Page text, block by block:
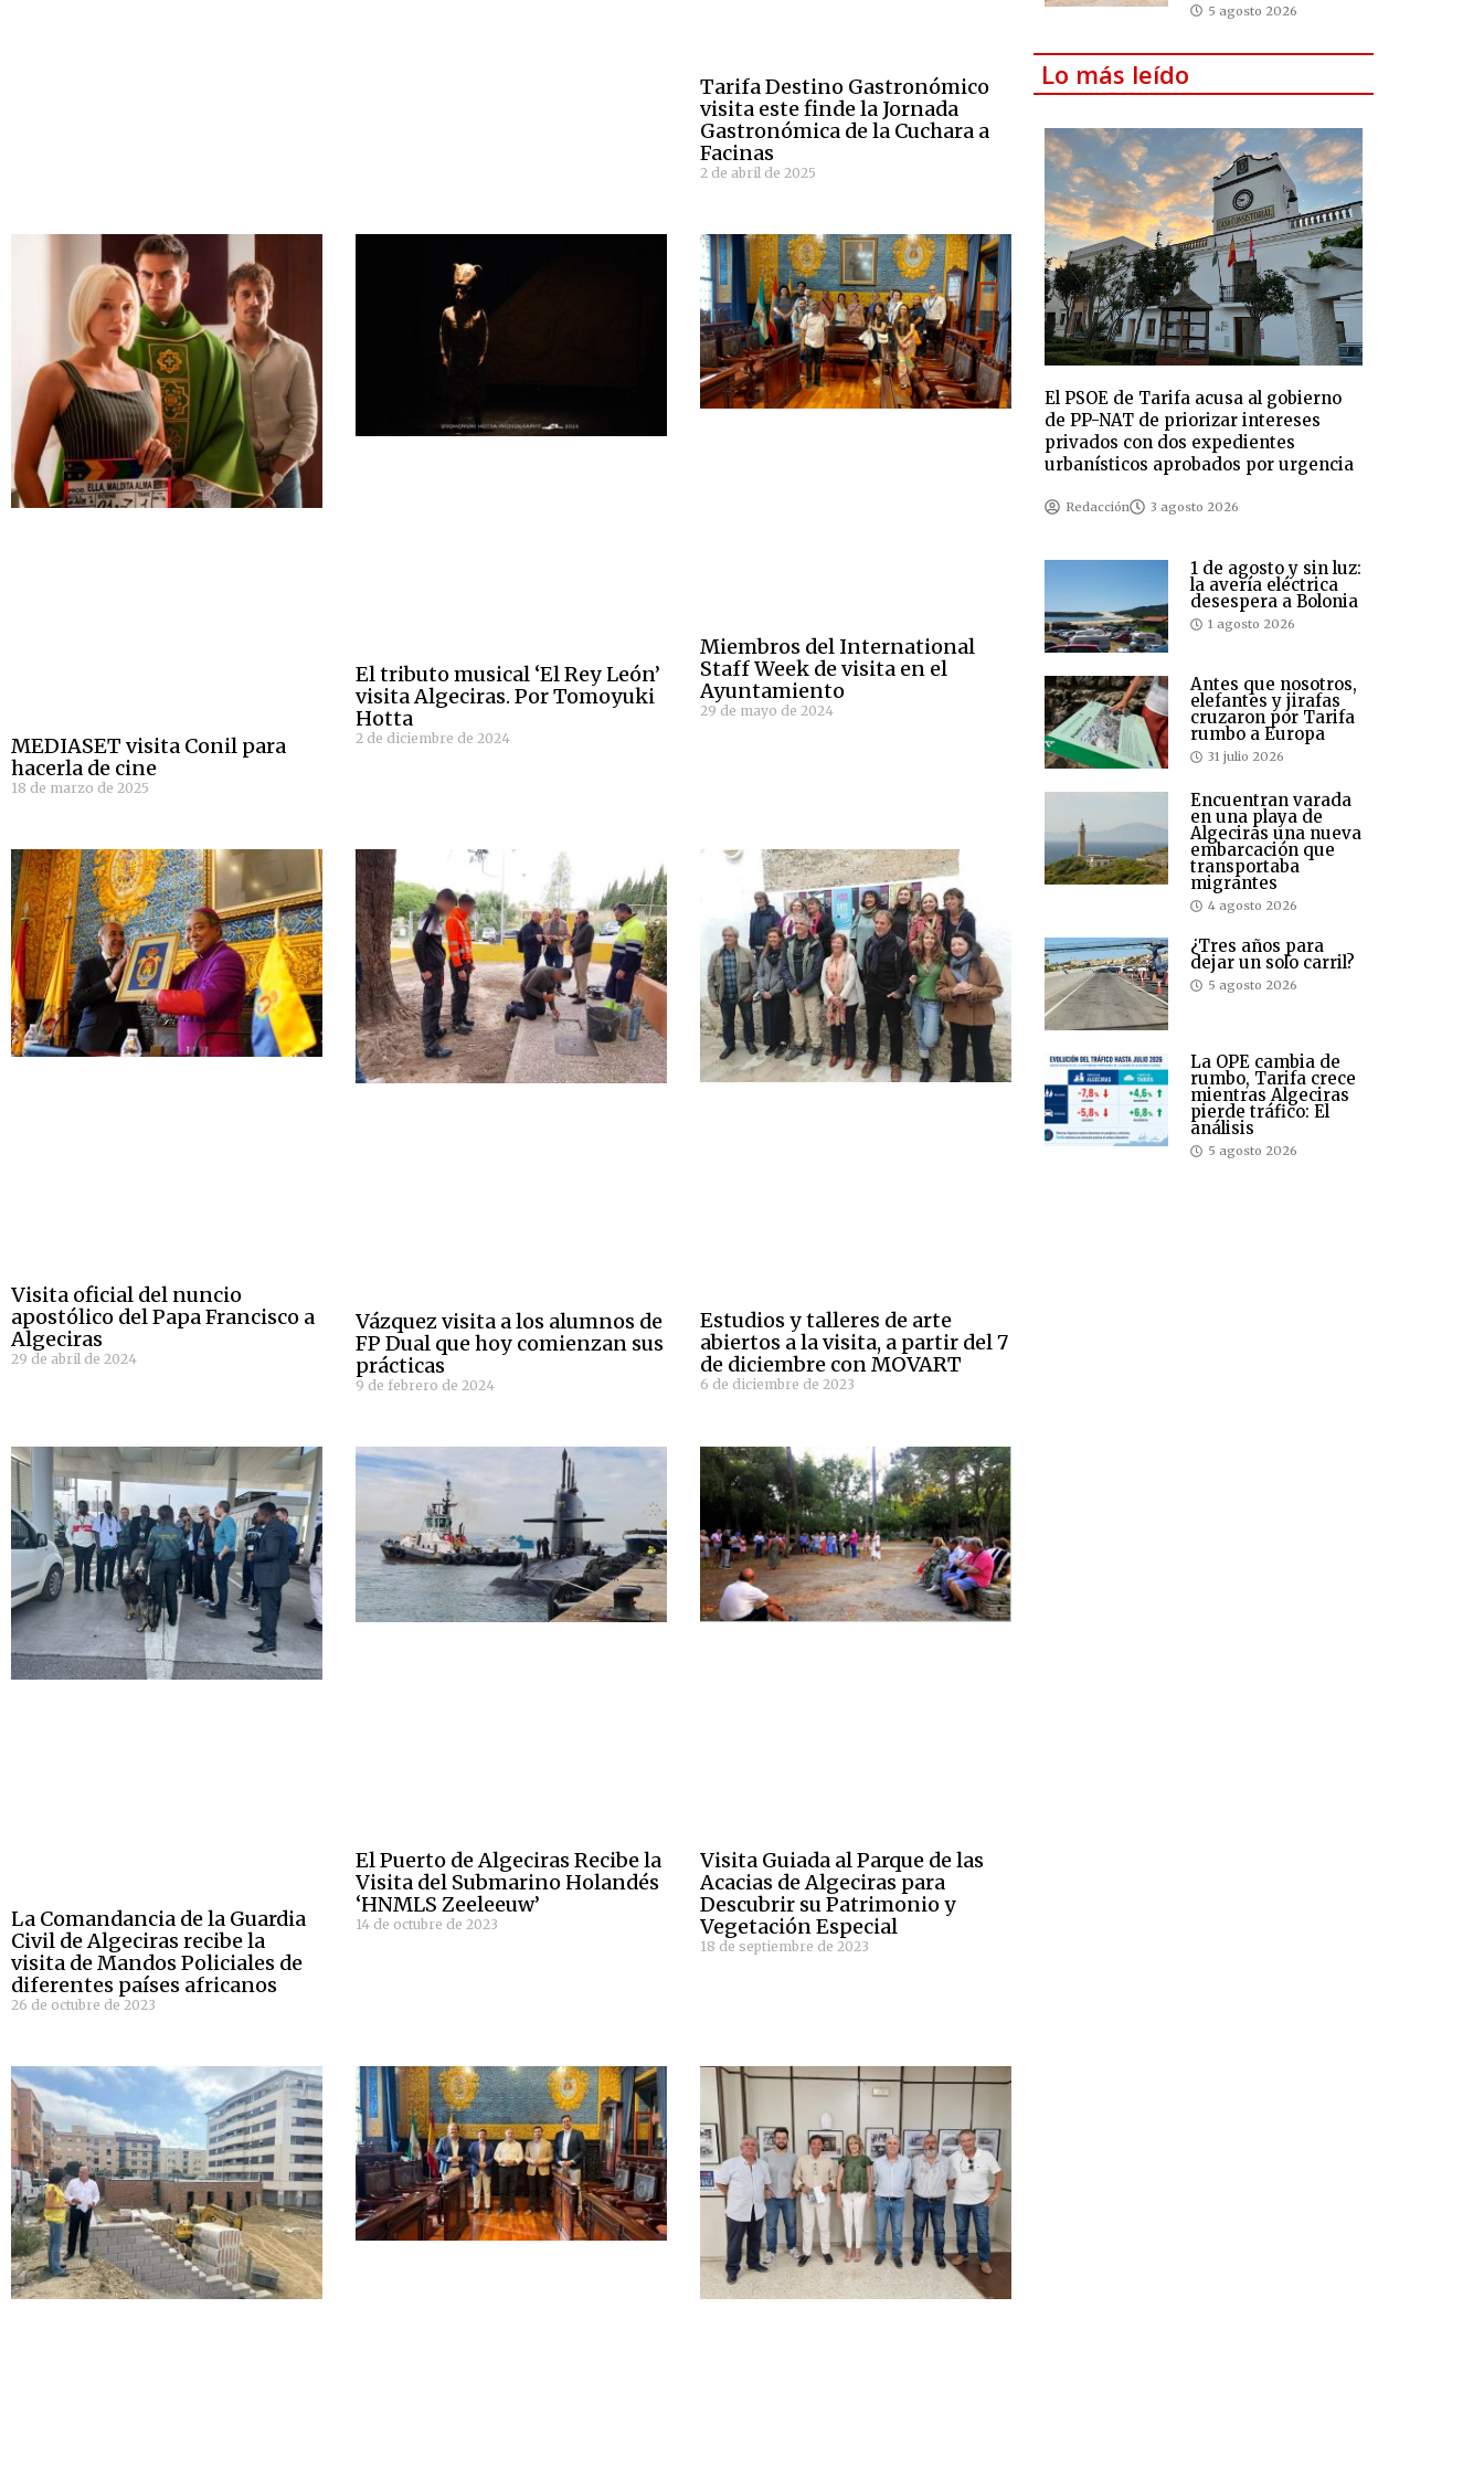
Tarifa Destino Gastronómico
visita este finde la Jornada
Gastronómica de la Cuchara a
Facinas
2 de abril de 2025
MEDIASET visita Conil para
hacerla de cine
18 de marzo de 2025
El tributo musical ‘El Rey León’
visita Algeciras. Por Tomoyuki
Hotta
2 de diciembre de 2024
Miembros del International
Staff Week de visita en el
Ayuntamiento
29 de mayo de 2024
Visita oficial del nuncio
apostólico del Papa Francisco a
Algeciras
29 de abril de 2024
Vázquez visita a los alumnos de
FP Dual que hoy comienzan sus
prácticas
9 de febrero de 2024
Estudios y talleres de arte
abiertos a la visita, a partir del 7
de diciembre con MOVART
6 de diciembre de 2023
La Comandancia de la Guardia
Civil de Algeciras recibe la
visita de Mandos Policiales de
diferentes países africanos
26 de octubre de 2023
El Puerto de Algeciras Recibe la
Visita del Submarino Holandés
‘HNMLS Zeeleeuw’
14 de octubre de 2023
Visita Guiada al Parque de las
Acacias de Algeciras para
Descubrir su Patrimonio y
Vegetación Especial
18 de septiembre de 2023
5 agosto 2026
Lo más leído
El PSOE de Tarifa acusa al gobierno
de PP-NAT de priorizar intereses
privados con dos expedientes
urbanísticos aprobados por urgencia
Redacción 3 agosto 2026
1 de agosto y sin luz:
la avería eléctrica
desespera a Bolonia
1 agosto 2026
Antes que nosotros,
elefantes y jirafas
cruzaron por Tarifa
rumbo a Europa
31 julio 2026
Encuentran varada
en una playa de
Algeciras una nueva
embarcación que
transportaba
migrantes
4 agosto 2026
¿Tres años para
dejar un solo carril?
5 agosto 2026
La OPE cambia de
rumbo, Tarifa crece
mientras Algeciras
pierde tráfico: El
análisis
5 agosto 2026